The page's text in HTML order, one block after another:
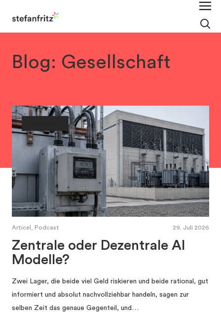
Blog: Gesellschaft
Articel, Podcast 29. Juli 2026
Zentrale oder Dezentrale AI
Modelle?
Zwei Lager, die beide viel Geld riskieren und beide rational, gut
informiert und absolut nachvollziehbar handeln, sagen zur
selben Zeit das genaue Gegenteil, und…